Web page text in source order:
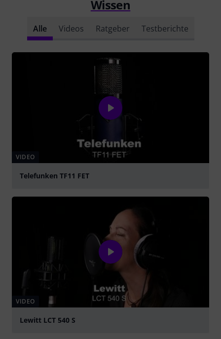
Wissen
Alle Videos Ratgeber Testberichte
VIDEO
Telefunken TF11 FET
VIDEO
Lewitt LCT 540 S